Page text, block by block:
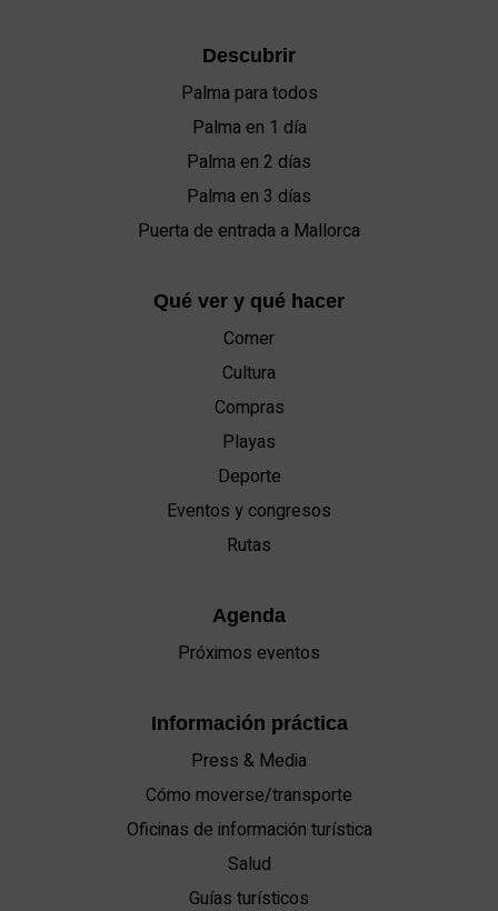
Descubrir
Palma para todos
Palma en 1 día
Palma en 2 días
Palma en 3 días
Puerta de entrada a Mallorca
Qué ver y qué hacer
Comer
Cultura
Compras
Playas
Deporte
Eventos y congresos
Rutas
Agenda
Próximos eventos
Información práctica
Press & Media
Cómo moverse/transporte
Oficinas de información turística
Salud
Guías turísticos